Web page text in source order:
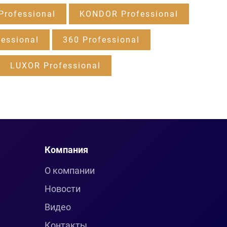
KONDOR Professional
360 Professional
LUXOR Professional
Компания
О компании
Новости
Видео